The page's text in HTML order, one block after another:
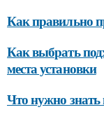
Как правильно
Как выбрать
места установки
Что нужно знать